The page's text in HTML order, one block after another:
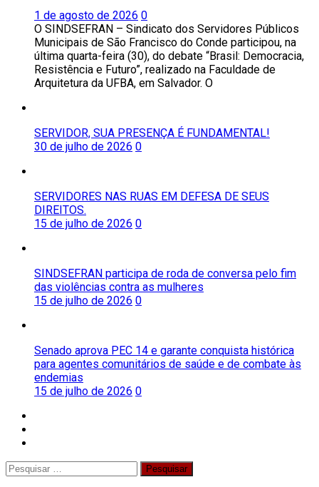
1 de agosto de 2026 0
O SINDSEFRAN – Sindicato dos Servidores Públicos
Municipais de São Francisco do Conde participou, na
última quarta-feira (30), do debate “Brasil: Democracia,
Resistência e Futuro”, realizado na Faculdade de
Arquitetura da UFBA, em Salvador. O
SERVIDOR, SUA PRESENÇA É FUNDAMENTAL!
30 de julho de 2026 0
SERVIDORES NAS RUAS EM DEFESA DE SEUS
DIREITOS.
15 de julho de 2026 0
SINDSEFRAN participa de roda de conversa pelo fim
das violências contra as mulheres
15 de julho de 2026 0
Senado aprova PEC 14 e garante conquista histórica
para agentes comunitários de saúde e de combate às
endemias
15 de julho de 2026 0
Pesquisar